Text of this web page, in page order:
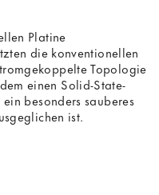
Platine
die konventionellen
Topologie
einen Solid-State-
besonders sauberes
ist.